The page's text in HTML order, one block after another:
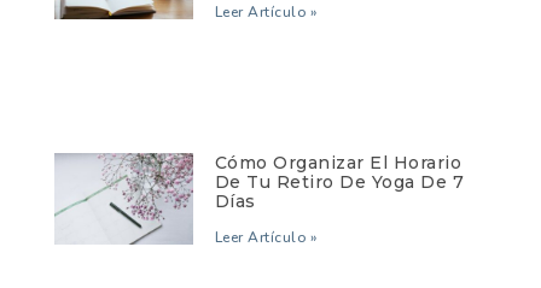
Leer Artículo »
Cómo Organizar El Horario
De Tu Retiro De Yoga De 7
Días
Leer Artículo »